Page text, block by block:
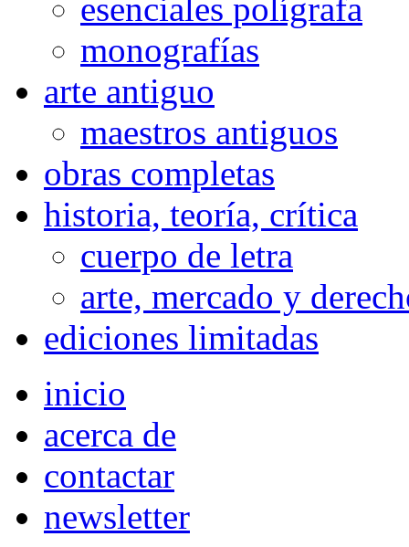
esenciales polígrafa
monografías
arte antiguo
maestros antiguos
obras completas
historia, teoría, crítica
cuerpo de letra
arte, mercado y
ediciones limitadas
inicio
acerca de
contactar
newsletter